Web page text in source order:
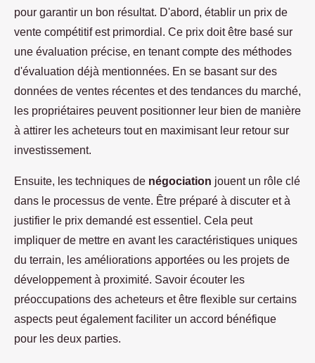
pour garantir un bon résultat. D'abord, établir un prix de
vente compétitif est primordial. Ce prix doit être basé sur
une évaluation précise, en tenant compte des méthodes
d'évaluation déjà mentionnées. En se basant sur des
données de ventes récentes et des tendances du marché,
les propriétaires peuvent positionner leur bien de manière
à attirer les acheteurs tout en maximisant leur retour sur
investissement.
Ensuite, les techniques de négociation jouent un rôle clé
dans le processus de vente. Être préparé à discuter et à
justifier le prix demandé est essentiel. Cela peut
impliquer de mettre en avant les caractéristiques uniques
du terrain, les améliorations apportées ou les projets de
développement à proximité. Savoir écouter les
préoccupations des acheteurs et être flexible sur certains
aspects peut également faciliter un accord bénéfique
pour les deux parties.